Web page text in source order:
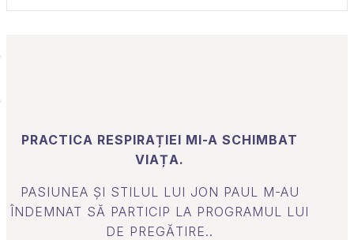
PRACTICA RESPIRAȚIEI MI-A SCHIMBAT
VIAȚA​.
PASIUNEA ȘI STILUL LUI JON PAUL M-AU
ÎNDEMNAT SĂ PARTICIP LA PROGRAMUL LUI
DE PREGĂTIRE..